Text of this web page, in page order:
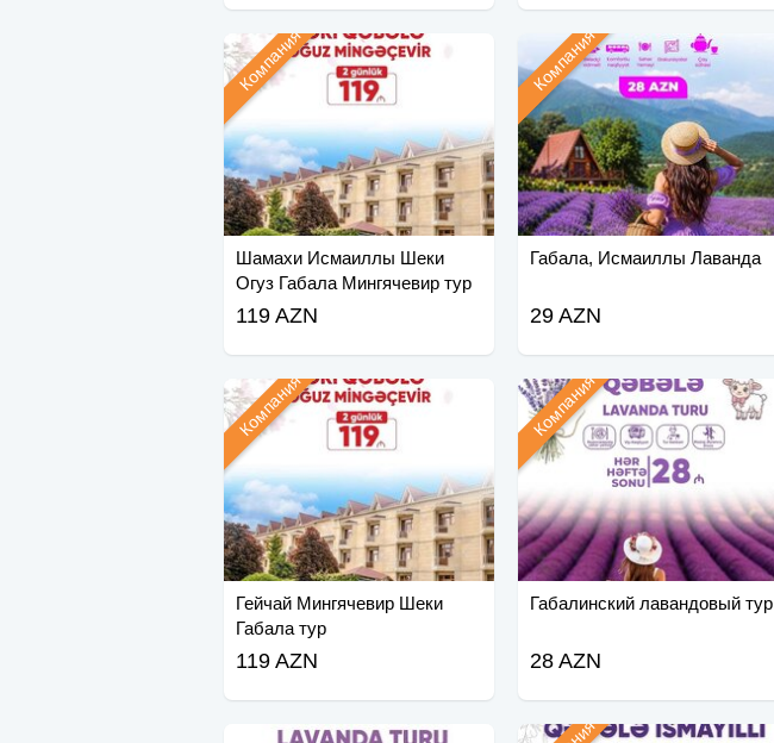
Шамахи Исмаиллы Шеки
Огуз Габала Мингячевир тур
Компания
119 AZN
Габала, Исмаиллы Лаванда
Компания
29 AZN
Гейчай Мингячевир Шеки
Габала тур
Компания
119 AZN
Габалинский лавандовый тур
Компания
28 AZN